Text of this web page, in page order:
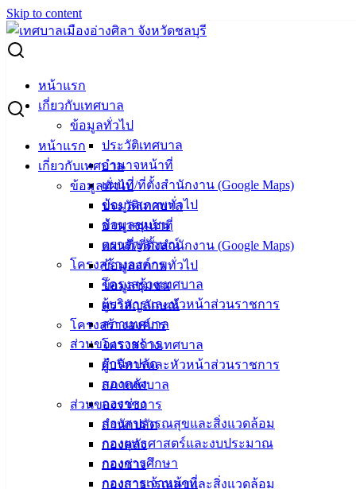
Skip to content
หน้าแรก
เกี่ยวกับเทศบาล
ข้อมูลทั่วไป
ประวัติเทศบาล
อำนาจหน้าที่
แผนที่/ที่ตั้งสำนักงาน (Google Maps)
ข้อมูลสภาพทั่วไป
ข้อมูลชุมชน
ตราสัญลักษณ์
โครงสร้างองค์กร
โครงสร้างเทศบาล
ผู้บริหารและหัวหน้าส่วนราชการ
สภาเทศบาล
ส่วนของราชการ
สำนักปลัด
กองคลัง
กองช่าง
กองสาธารณสุขและสิ่งแวดล้อม
กองยุทธศาสตร์และงบประมาณ
กองการศึกษา
กองการเจ้าหน้าที่
หน้าแรก
เกี่ยวกับเทศบาล
ข้อมูลทั่วไป
ประวัติเทศบาล
อำนาจหน้าที่
แผนที่/ที่ตั้งสำนักงาน (Google Maps)
ข้อมูลสภาพทั่วไป
ข้อมูลชุมชน
ตราสัญลักษณ์
โครงสร้างองค์กร
โครงสร้างเทศบาล
ผู้บริหารและหัวหน้าส่วนราชการ
สภาเทศบาล
ส่วนของราชการ
สำนักปลัด
กองคลัง
กองช่าง
กองสาธารณสุขและสิ่งแวดล้อม
Search for:
คัดเลือกคณะกรรมการกองทุนหมู่บ้าน ม.5 ต.เสม็ด
คัดเลือกคณะกรรมการกองทุนหมู่บ้าน ม.5
ต.เสม็ด
พฤศจิกายน 11, 2024 พฤศจิกายน 11, 2024
ข่าวสารน่ารู้
เทศบาล
เมืองอ่าง